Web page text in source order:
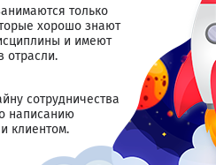
только
хорошо знают
и имеют
отрасли.
сотрудничества
написанию
клиентом.